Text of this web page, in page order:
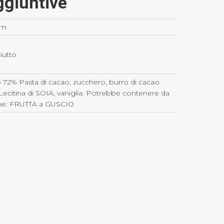
Pasta di cacao, zucchero, burro di cacao.
di SOIA, vaniglia. Potrebbe contenere da
FRUTTA a GUSCIO